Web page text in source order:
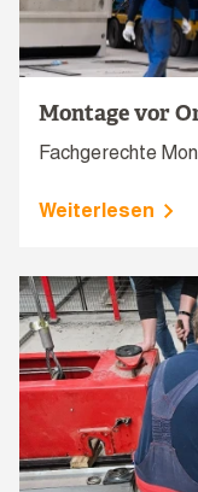
Montage vor
Fachgerechte
Weiterlesen